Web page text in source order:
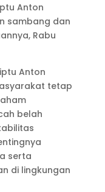
Anton
sambang dan
Rabu
Anton
tetap
belah
serta
di lingkungan